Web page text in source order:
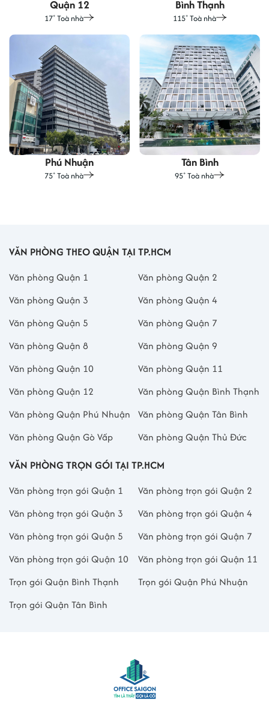
Quận 12
17+ Toà nhà
Bình Thạnh
115+Toà nhà
Phú Nhuận
75+ Toà nhà
Tân Bình
95+ Toà nhà
VĂN PHÒNG THEO QUẬN TẠI TP.HCM
Văn phòng Quận 1
Văn phòng Quận 2
Văn phòng Quận 3
Văn phòng Quận 4
Văn phòng Quận 5
Văn phòng Quận 7
Văn phòng Quận 8
Văn phòng Quận 9
Văn phòng Quận 10
Văn phòng Quận 11
Văn phòng Quận 12
Văn phòng Quận Bình Thạnh
Văn phòng Quận Phú Nhuận
Văn phòng Quận Tân Bình
Văn phòng Quận Gò Vấp
Văn phòng Quận Thủ Đức
VĂN PHÒNG TRỌN GÓI TẠI TP.HCM
Văn phòng trọn gói Quận 1
Văn phòng trọn gói Quận 2
Văn phòng trọn gói Quận 3
Văn phòng trọn gói Quận 4
Văn phòng trọn gói Quận 5
Văn phòng trọn gói Quận 7
Văn phòng trọn gói Quận 10
Văn phòng trọn gói Quận 11
Trọn gói Quận Bình Thạnh
Trọn gói Quận Phú Nhuận
Trọn gói Quận Tân Bình